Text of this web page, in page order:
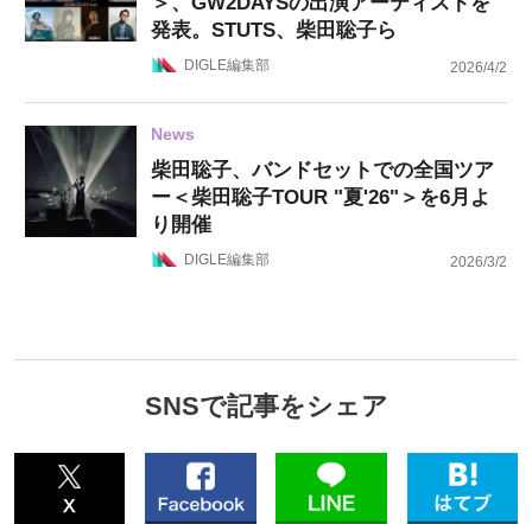
発表。STUTS、柴田聡子ら
DIGLE編集部 2026/4/2
News
柴田聡子、バンドセットでの全国ツア
ー＜柴田聡子TOUR "夏'26"＞を6月よ
り開催
DIGLE編集部 2026/3/2
SNSで記事をシェア